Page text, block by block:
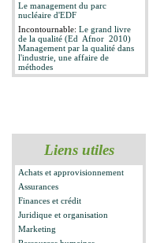
Le management du parc
nucléaire d'EDF
Incontournable: Le grand livre
de la qualité (Ed Afnor 2010)
Management par la qualité dans
l'industrie, une affaire de
méthodes
Liens utiles
Achats et approvisionnement
Assurances
Finances et crédit
Juridique et organisation
Marketing